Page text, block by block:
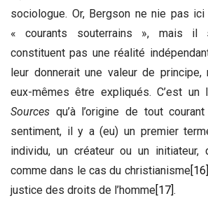
sociologue. Or, Bergson ne nie pas
« courants souterrains », mais il
constituent pas une réalité
leur donnerait une valeur de principe,
eux-mêmes être expliqués. C’est un
Sources qu’à l’origine de tout
sentiment, il y a (eu) un premier
individu, un créateur ou un initiateur,
comme dans le cas du christianisme[16]
justice des droits de l’homme [17] .